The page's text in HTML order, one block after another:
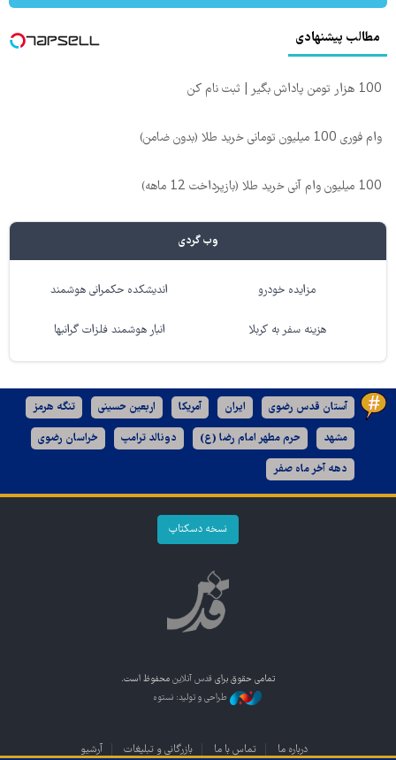
مطالب پیشنهادی
100 هزار تومن پاداش بگیر | ثبت نام کن
وام فوری 100 میلیون تومانی خرید طلا (بدون ضامن)
100 میلیون وام آنی خرید طلا (بازپرداخت 12 ماهه)
وب گردی
مزایده خودرو اندیشکده حکمرانی هوشمند
هزینه سفر به کربلا انبار هوشمند فلزات گرانبها
آستان قدس رضوی ایران آمریکا اربعین حسینی تنگه هرمز
مشهد حرم مطهر امام رضا (ع) دونالد ترامپ خراسان رضوی
دهه آخر ماه صفر
نسخه دسکتاپ
تمامی حقوق برای قدس آنلاین محفوظ است.
طراحی و تولید: نستوه
درباره ما تماس با ما بازرگانی و تبلیغات آرشیو